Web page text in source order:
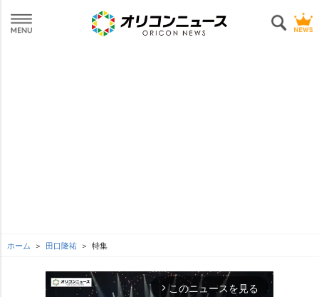
ホーム 田口隆祐 特集
arrow_forward_ios このニュースを見る